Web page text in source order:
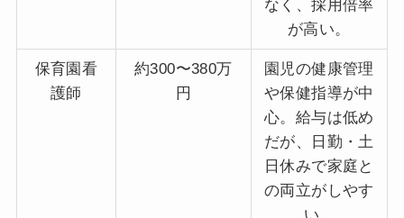
なく、採用倍率
が高い。
保育園看
護師
約300〜380万
円
園児の健康管理
や保健指導が中
心。給与は低め
だが、日勤・土
日休みで家庭と
の両立がしやす
い。